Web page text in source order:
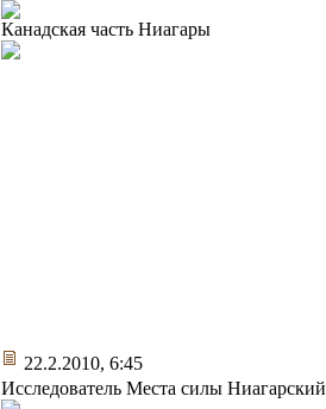
Канадская часть Ниагары
22.2.2010, 6:45
Исследователь Места силы